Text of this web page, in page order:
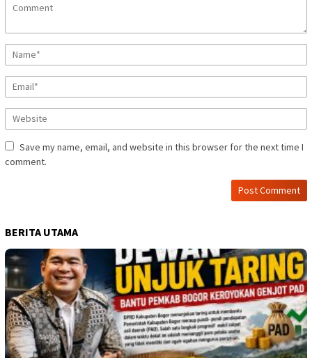
Save my name, email, and website in this browser for the next time I
comment.
BERITA UTAMA